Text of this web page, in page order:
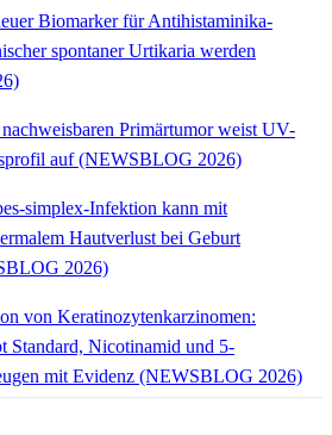
Biomarker für Antihistaminika-
spontaner Urtikaria werden
Primärtumor weist UV-
auf (NEWSBLOG 2026)
simplex-Infektion kann mit
Hautverlust bei Geburt
2026)
von Keratinozytenkarzinomen:
Standard, Nicotinamid und 5-
mit Evidenz (NEWSBLOG 2026)